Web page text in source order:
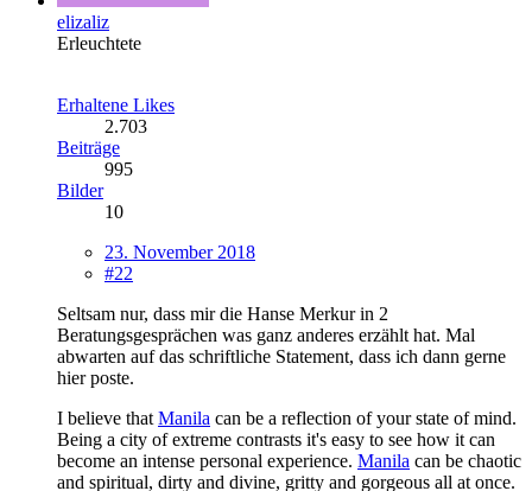
elizaliz
Erleuchtete
Erhaltene Likes
2.703
Beiträge
995
Bilder
10
23. November 2018
#22
Seltsam nur, dass mir die Hanse Merkur in 2
Beratungsgesprächen was ganz anderes erzählt hat. Mal
abwarten auf das schriftliche Statement, dass ich dann gerne
hier poste.
I believe that Manila can be a reflection of your state of mind.
Being a city of extreme contrasts it's easy to see how it can
become an intense personal experience. Manila can be chaotic
and spiritual, dirty and divine, gritty and gorgeous all at once.